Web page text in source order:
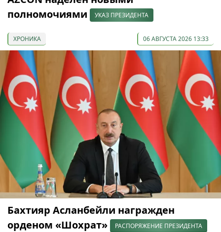
полномочиями
УКАЗ ПРЕЗИДЕНТА
ХРОНИКА 06 АВГУСТА 2026 13:33
Бахтияр Асланбейли награжден
орденом «Шохрат»
РАСПОРЯЖЕНИЕ ПРЕЗИДЕНТА